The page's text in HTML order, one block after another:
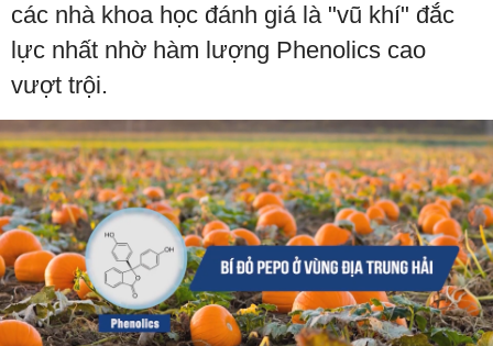
các nhà khoa học đánh giá là "vũ khí" đắc
lực nhất nhờ hàm lượng Phenolics cao
vượt trội.